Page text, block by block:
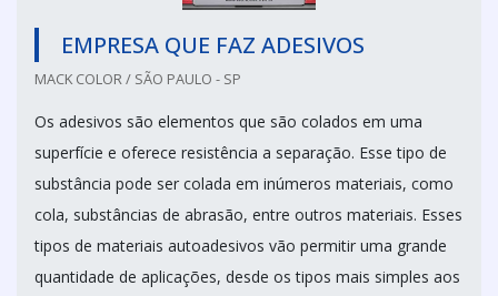
EMPRESA QUE FAZ ADESIVOS
MACK COLOR / SÃO PAULO - SP
Os adesivos são elementos que são colados em uma
superfície e oferece resistência a separação. Esse tipo de
substância pode ser colada em inúmeros materiais, como
cola, substâncias de abrasão, entre outros materiais. Esses
tipos de materiais autoadesivos vão permitir uma grande
quantidade de aplicações, desde os tipos mais simples aos